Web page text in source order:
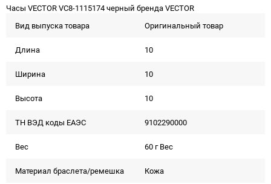
Часы VECTOR VC8-1115174 черный бренда VECTOR
Вид выпуска товара
Оригинальный товар
Длина 10
Ширина 10
Высота 10
ТН ВЭД коды ЕАЭС 9102290000
Вес 60 г Вес
Материал браслета/ремешка Кожа